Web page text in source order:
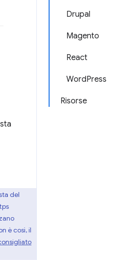
Drupal
Magento
React
WordPress
Risorse
del
è così, il